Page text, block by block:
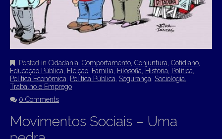
Posted in Cidadania Comportamento Conjuntura Cotidiano
Educação Pública Eleição Família Filosofia História Política
Política Econômica Política Pública Segurança Sociologia
Trabalho e Emprego
0 Comments
Movimentos Sociais – Uma